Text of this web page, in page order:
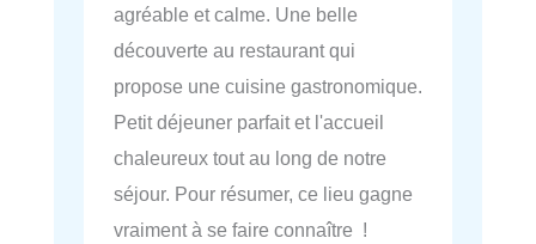
agréable et calme. Une belle
découverte au restaurant qui
propose une cuisine gastronomique.
Petit déjeuner parfait et l'accueil
chaleureux tout au long de notre
séjour. Pour résumer, ce lieu gagne
vraiment à se faire connaître !